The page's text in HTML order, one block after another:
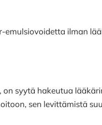
emulsiovoidetta ilman
on syytä hakeutua
sen levittämistä